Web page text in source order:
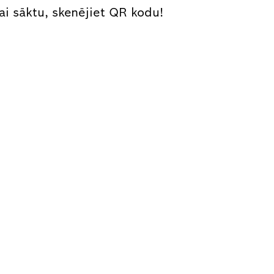
sāktu, skenējiet QR kodu!